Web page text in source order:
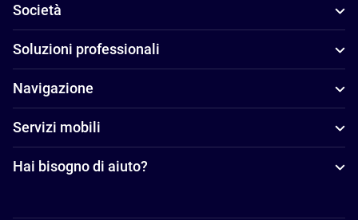
Società
Soluzioni professionali
Navigazione
Servizi mobili
Hai bisogno di aiuto?